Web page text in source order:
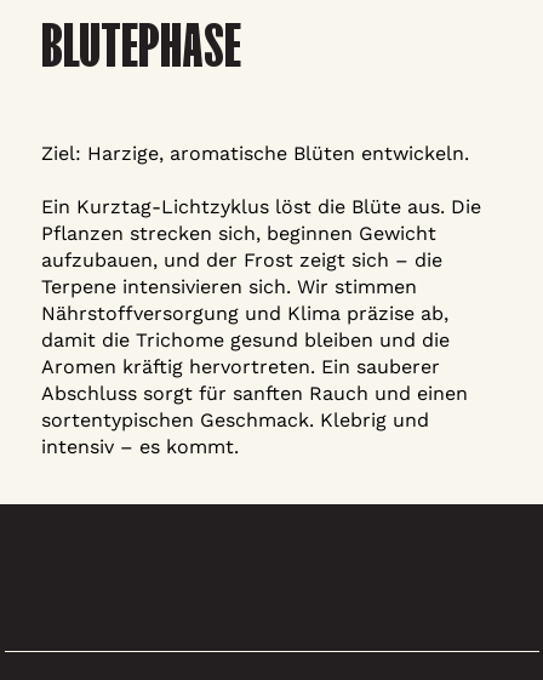
Ziel: Harzige, aromatische Blüten entwickeln.
Ein Kurztag-Lichtzyklus löst die Blüte aus. Die
Pflanzen strecken sich, beginnen Gewicht
aufzubauen, und der Frost zeigt sich – die
Terpene intensivieren sich. Wir stimmen
Nährstoffversorgung und Klima präzise ab,
damit die Trichome gesund bleiben und die
Aromen kräftig hervortreten. Ein sauberer
Abschluss sorgt für sanften Rauch und einen
sortentypischen Geschmack. Klebrig und
intensiv – es kommt.
BLÜTEPHASE